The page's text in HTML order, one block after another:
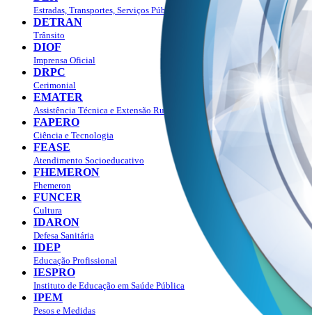
Estradas, Transportes, Serviços Públicos
DETRAN
Trânsito
DIOF
Imprensa Oficial
DRPC
Cerimonial
EMATER
Assistência Técnica e Extensão Rural
FAPERO
Ciência e Tecnologia
FEASE
Atendimento Socioeducativo
FHEMERON
Fhemeron
FUNCER
Cultura
IDARON
Defesa Sanitária
IDEP
Educação Profissional
IESPRO
Instituto de Educação em Saúde Pública
IPEM
Pesos e Medidas